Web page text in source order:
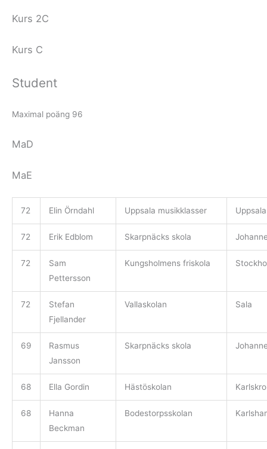
Kurs 2C
Kurs C
Student
Maximal poäng 96
MaD
MaE
72 Elin Örndahl Uppsala musikklasser Uppsala
72 Erik Edblom Skarpnäcks skola
72
Sam
Pettersson
Kungsholmens friskola
72
Stefan
Fjellander
Vallaskolan Sala
69
Rasmus
Jansson
Skarpnäcks skola
68 Ella Gordin Hästöskolan
68
Hanna
Beckman
Bodestorpsskolan